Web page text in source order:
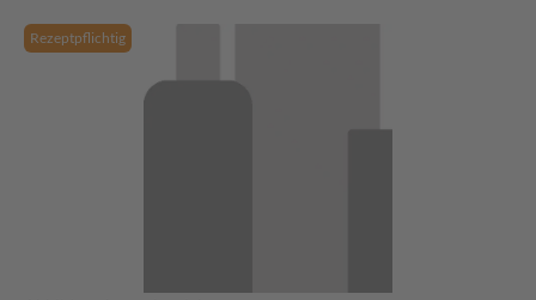
Rezeptpflichtig